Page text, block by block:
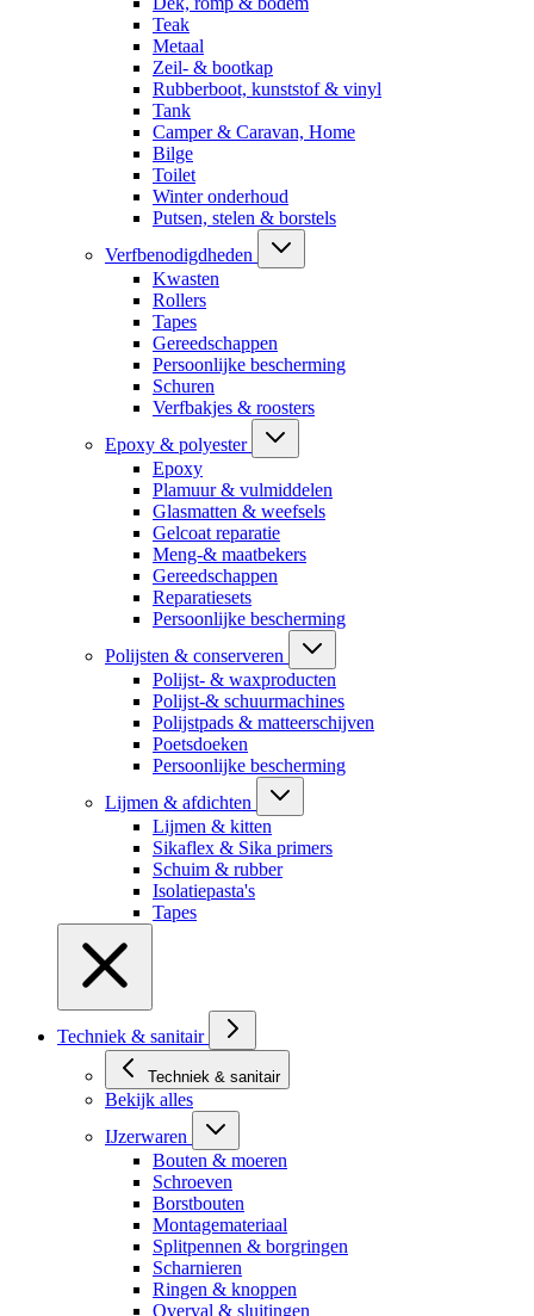
Teak
Metaal
Zeil- & bootkap
Rubberboot, kunststof & vinyl
Tank
Camper & Caravan, Home
Bilge
Toilet
Winter onderhoud
Putsen, stelen & borstels
Verfbenodigdheden
Kwasten
Rollers
Tapes
Gereedschappen
Persoonlijke bescherming
Schuren
Verfbakjes & roosters
Epoxy & polyester
Epoxy
Plamuur & vulmiddelen
Glasmatten & weefsels
Gelcoat reparatie
Meng-& maatbekers
Gereedschappen
Reparatiesets
Persoonlijke bescherming
Polijsten & conserveren
Polijst- & waxproducten
Polijst-& schuurmachines
Polijstpads & matteerschijven
Poetsdoeken
Persoonlijke bescherming
Lijmen & afdichten
Lijmen & kitten
Sikaflex & Sika primers
Schuim & rubber
Isolatiepasta's
Tapes
Techniek & sanitair
Techniek & sanitair
Bekijk alles
IJzerwaren
Bouten & moeren
Schroeven
Borstbouten
Montagemateriaal
Splitpennen & borgringen
Scharnieren
Ringen & knoppen
Overval & sluitingen